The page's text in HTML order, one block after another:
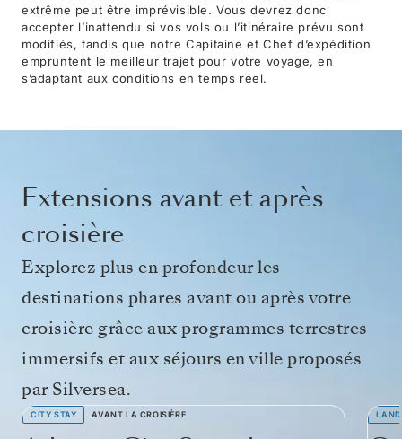
extrême peut être imprévisible. Vous devrez donc
accepter l’inattendu si vos vols ou l’itinéraire prévu sont
modifiés, tandis que notre Capitaine et Chef d’expédition
empruntent le meilleur trajet pour votre voyage, en
s’adaptant aux conditions en temps réel.
Extensions avant et après
croisière
Explorez plus en profondeur les
destinations phares avant ou après votre
croisière grâce aux programmes terrestres
immersifs et aux séjours en ville proposés
par Silversea.
CITY STAY AVANT LA CROISIÈRE